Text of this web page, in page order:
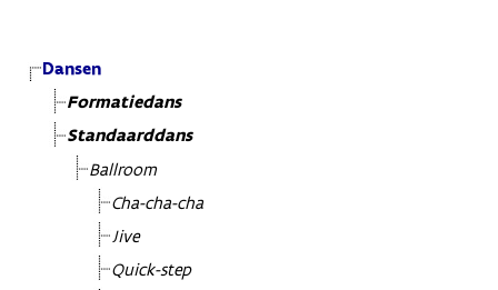
Dansen
Formatiedans
Standaarddans
Ballroom
Cha-cha-cha
Jive
Quick-step